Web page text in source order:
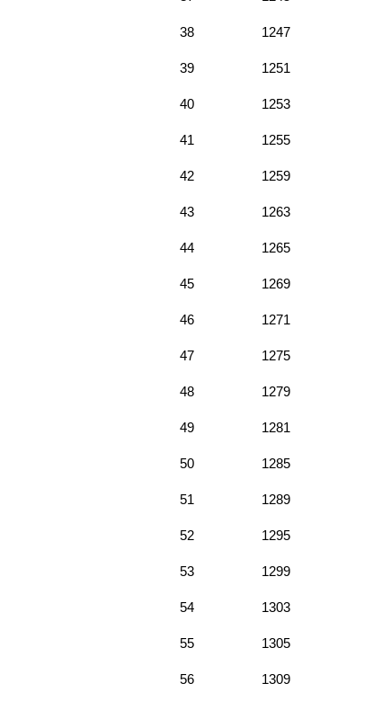
38 1247
39 1251
40 1253
41 1255
42 1259
43 1263
44 1265
45 1269
46 1271
47 1275
48 1279
49 1281
50 1285
51 1289
52 1295
53 1299
54 1303
55 1305
56 1309